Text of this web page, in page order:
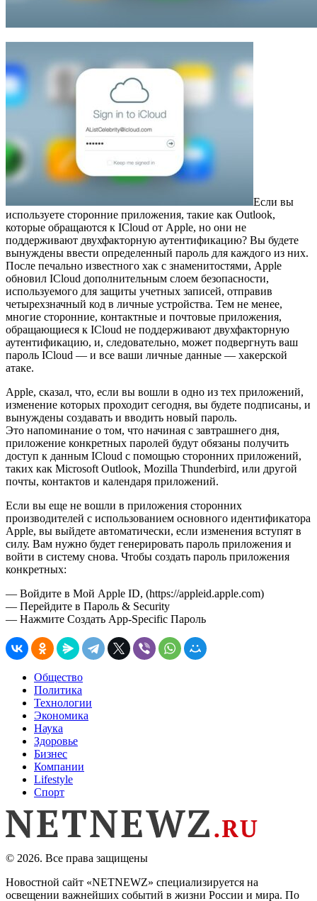
Если вы
используете сторонние приложения, такие как Outlook,
которые обращаются к ICloud от Apple, но они не
поддерживают двухфакторную аутентификацию? Вы будете
вынуждены ввести определенный пароль для каждого из них.
После печально известного хак с знаменитостями, Apple
обновил ICloud дополнительным слоем безопасности,
используемого для защиты учетных записей, отправив
четырехзначный код в личные устройства. Тем не менее,
многие сторонние, контактные и почтовые приложения,
обращающиеся к ICloud не поддерживают двухфакторную
аутентификацию, и, следовательно, может подвергнуть ваш
пароль ICloud — и все ваши личные данные — хакерской
атаке.
Apple, сказал, что, если вы вошли в одно из тех приложений,
изменение которых проходит сегодня, вы будете подписаны, и
вынуждены создавать и вводить новый пароль.
Это напоминание о том, что начиная с завтрашнего дня,
приложение конкретных паролей будут обязаны получить
доступ к данным ICloud с помощью сторонних приложений,
таких как Microsoft Outlook, Mozilla Thunderbird, или другой
почты, контактов и календаря приложений.
Если вы еще не вошли в приложения сторонних
производителей с использованием основного идентификатора
Apple, вы выйдете автоматически, если изменения вступят в
силу. Вам нужно будет генерировать пароль приложения и
войти в систему снова. Чтобы создать пароль приложения
конкретных:
— Войдите в Мой Apple ID, (https://appleid.apple.com)
— Перейдите в Пароль & Security
— Нажмите Создать App-Specific Пароль
Общество
Политика
Технологии
Экономика
Наука
Здоровье
Бизнес
Компании
Lifestyle
Спорт
© 2026. Все права защищены
Новостной сайт «NETNEWZ» специализируется на
освещении важнейших событий в жизни России и мира. По